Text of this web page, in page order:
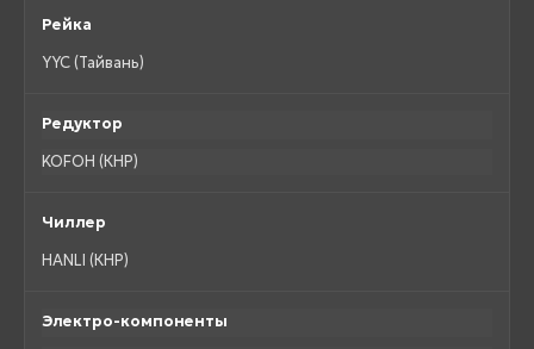
Рейка
YYC (Тайвань)
Редуктор
KOFOH (КНР)
Чиллер
HANLI (КНР)
Электро-компоненты